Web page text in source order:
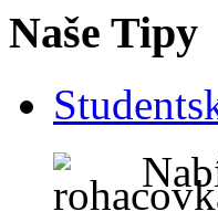
Naše Tipy